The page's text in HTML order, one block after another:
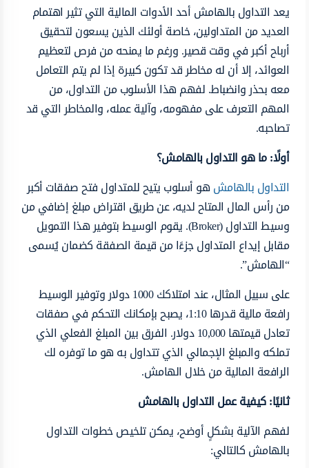
يعد التداول بالهامش أحد الأدوات المالية التي تثير اهتمام
العديد من المتداولين، خاصة أولئك الذين يسعون لتحقيق
أرباح أكبر في وقت قصير. ورغم ما يمنحه من فرص لتعظيم
العوائد، إلا أن له مخاطر قد تكون كبيرة إذا لم يتم التعامل
معه بحذر وانضباط. لفهم هذا الأسلوب من التداول، من
المهم التعرف على مفهومه، وآلية عمله، والمخاطر التي قد
تصاحبه.
أولًا: ما هو التداول بالهامش؟
التداول بالهامشهو أسلوب يتيح للمتداول فتح صفقات أكبر
من رأس المال المتاح لديه، عن طريق اقتراض مبلغ إضافي من
وسيط التداول (Broker). يقوم الوسيط بتوفير هذا التمويل
مقابل إيداع المتداول جزءًا من قيمة الصفقة كضمان يُسمى
“الهامش”.
على سبيل المثال، عند امتلاكك 1000 دولار وتوفير الوسيط
رافعة مالية قدرها 1:10، يصبح بإمكانك التحكم في صفقات
تعادل قيمتها 10,000 دولار. الفرق بين المبلغ الفعلي الذي
تملكه والمبلغ الإجمالي الذي تتداول به هو ما توفره لك
الرافعة المالية من خلال الهامش.
ثانيًا: كيفية عمل التداول بالهامش
لفهم الآلية بشكلٍ أوضح، يمكن تلخيص خطوات التداول
بالهامش كالتالي: